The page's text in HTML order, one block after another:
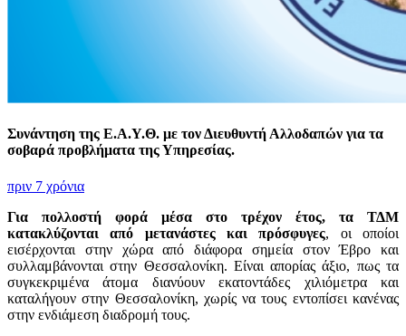
Συνάντηση της Ε.Α.Υ.Θ. με τον Διευθυντή Αλλοδαπών για τα
σοβαρά προβλήματα της Υπηρεσίας.
πριν 7 χρόνια
Για πολλοστή φορά μέσα στο τρέχον έτος, τα ΤΔΜ
κατακλύζονται από μετανάστες και πρόσφυγες, οι οποίοι
εισέρχονται στην χώρα από διάφορα σημεία στον Έβρο και
συλλαμβάνονται στην Θεσσαλονίκη. Είναι απορίας άξιο, πως τα
συγκεκριμένα άτομα διανύουν εκατοντάδες χιλιόμετρα και
καταλήγουν στην Θεσσαλονίκη, χωρίς να τους εντοπίσει κανένας
στην ενδιάμεση διαδρομή τους.